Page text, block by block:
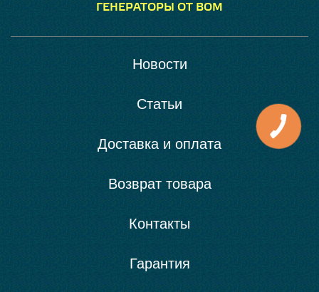
ГЕНЕРАТОРЫ ОТ ВОМ
Новости
Статьи
Доставка и оплата
Возврат товара
Контакты
Гарантия